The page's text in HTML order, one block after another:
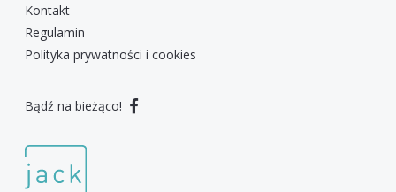
Kontakt
Regulamin
Polityka prywatności i cookies
Bądź na bieżąco!